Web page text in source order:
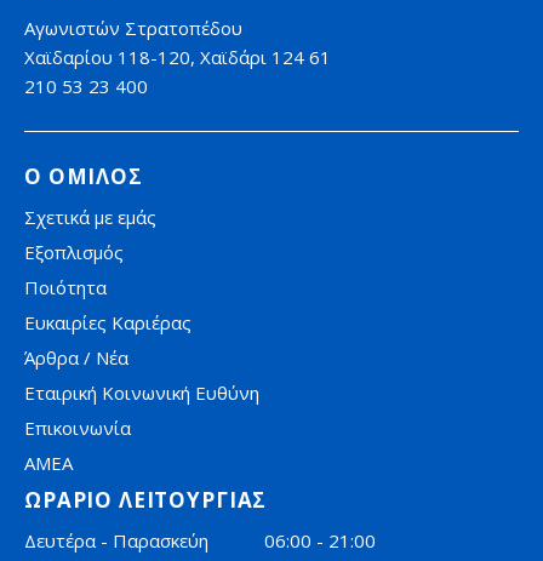
Αγωνιστών Στρατοπέδου
Χαϊδαρίου 118-120, Χαϊδάρι 124 61
210 53 23 400
Ο ΟΜΙΛΟΣ
Σχετικά με εμάς
Εξοπλισμός
Ποιότητα
Ευκαιρίες Καριέρας
Άρθρα / Νέα
Εταιρική Κοινωνική Ευθύνη
Επικοινωνία
AMEA
ΩΡΑΡΙΟ ΛΕΙΤΟΥΡΓΙΑΣ
Δευτέρα - Παρασκεύη
06:00 - 21:00